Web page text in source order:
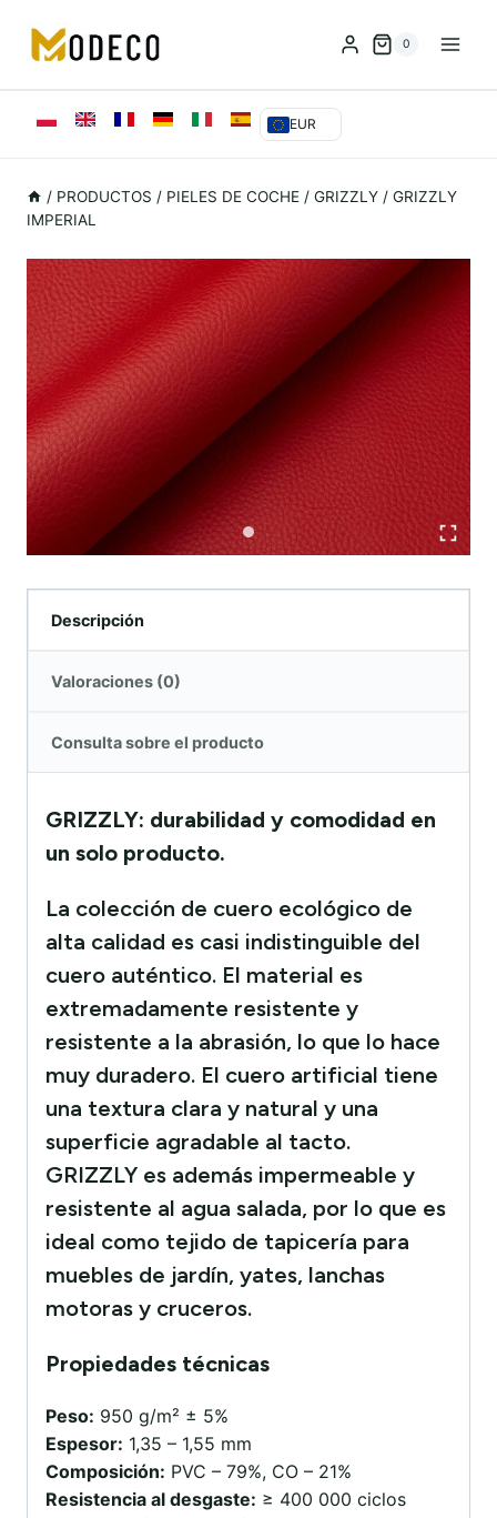
Contenido
0
EUR
/ PRODUCTOS / PIELES DE COCHE / GRIZZLY / GRIZZLY
IMPERIAL
Descripción
Valoraciones (0)
Consulta sobre el producto
GRIZZLY: durabilidad y comodidad en
un solo producto.
La colección de cuero ecológico de
alta calidad es casi indistinguible del
cuero auténtico. El material es
extremadamente resistente y
resistente a la abrasión, lo que lo hace
muy duradero. El cuero artificial tiene
una textura clara y natural y una
superficie agradable al tacto.
GRIZZLY es además impermeable y
resistente al agua salada, por lo que es
ideal como tejido de tapicería para
muebles de jardín, yates, lanchas
motoras y cruceros.
Propiedades técnicas
Peso: 950 g/m² ± 5%
Espesor: 1,35 – 1,55 mm
Composición: PVC – 79%, CO – 21%
Resistencia al desgaste: ≥ 400 000 ciclos